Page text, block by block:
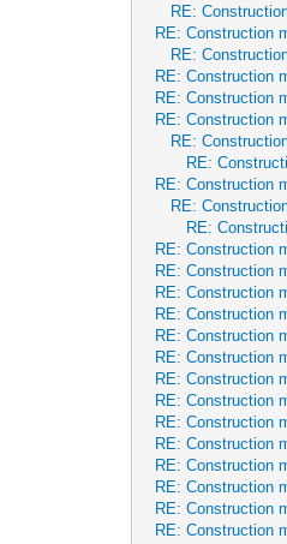
RE:
RE: Construction
RE:
RE: Construction
RE: Construction
RE: Construction
RE:
RE:
RE: Construction
RE:
RE:
RE: Construction
RE: Construction
RE: Construction
RE: Construction
RE: Construction
RE: Construction
RE: Construction
RE: Construction
RE: Construction
RE: Construction
RE: Construction
RE: Construction
RE: Construction
RE: Construction